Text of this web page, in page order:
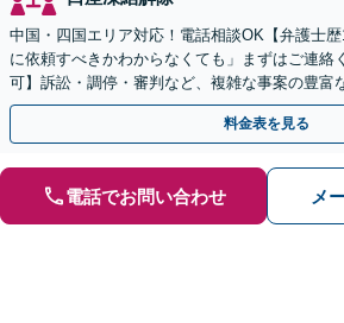
中国・四国エリア対応！電話相談OK【弁護士
に依頼すべきかわからなくても」まずはご連絡
可】訴訟・調停・審判など、複雑な事案の豊富
相談無料】初回面談のみで解決できるケースも
料金表を見る
電話でお問い合わせ メ